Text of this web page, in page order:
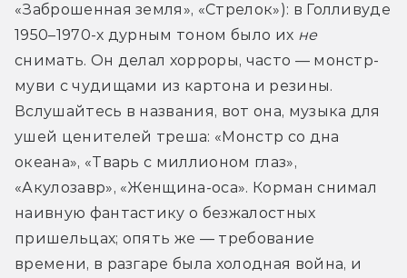
«Заброшенная земля», «Стрелок»): в Голливуде
1950–1970-х дурным тоном было их не
снимать. Он делал хорроры, часто — монстр-
муви с чудищами из картона и резины.
Вслушайтесь в названия, вот она, музыка для
ушей ценителей треша: «Монстр со дна
океана», «Тварь с миллионом глаз»,
«Акулозавр», «Женщина-оса». Корман снимал
наивную фантастику о безжалостных
пришельцах; опять же — требование
времени, в разгаре была холодная война, и